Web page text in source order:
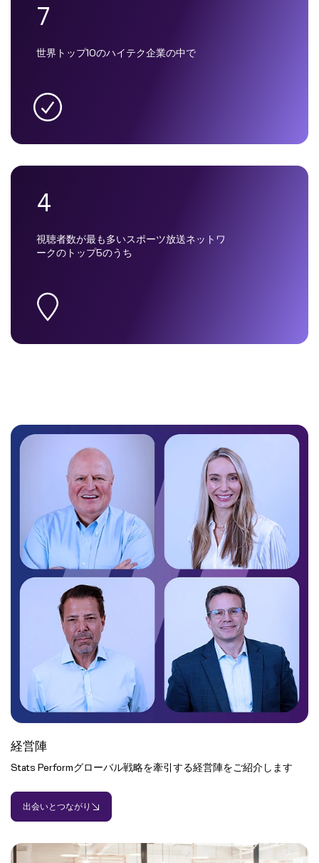
7
世界トップ10のハイテク企業の中で
4
視聴者数が最も多いスポーツ放送ネットワ
ークのトップ5のうち
経営陣
Stats Performグローバル戦略を牽引する経営陣をご紹介します
出会いとつながり